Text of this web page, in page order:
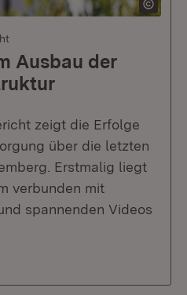
Ausbau der
zeigt die Erfolge
über die letzten
Erstmalig liegt
verbunden mit
spannenden Videos